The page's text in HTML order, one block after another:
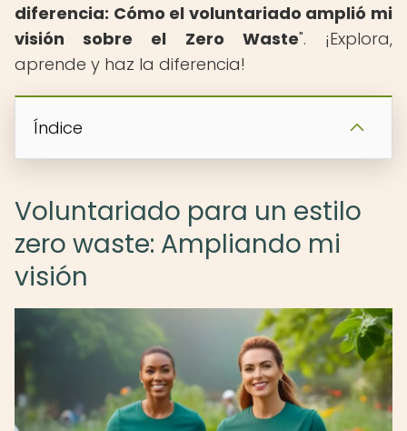
diferencia: Cómo el voluntariado amplió mi
visión sobre el Zero Waste". ¡Explora,
aprende y haz la diferencia!
Índice
Voluntariado para un estilo
zero waste: Ampliando mi
visión